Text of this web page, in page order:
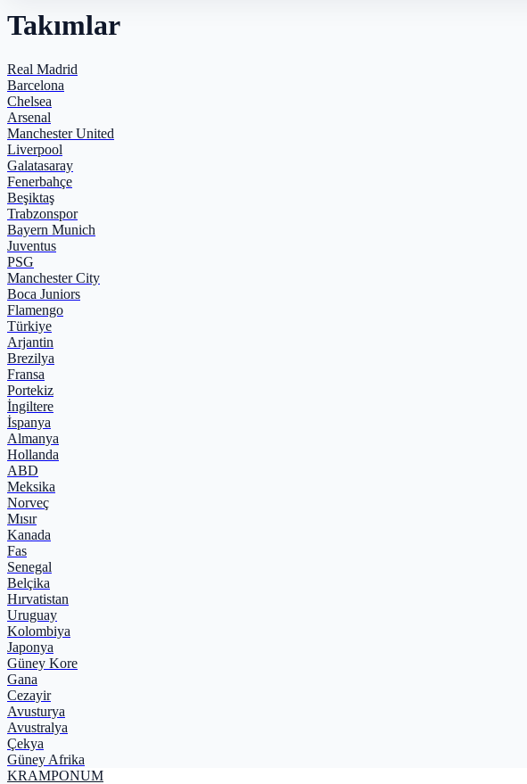
Takımlar
Real Madrid
Barcelona
Chelsea
Arsenal
Manchester United
Liverpool
Galatasaray
Fenerbahçe
Beşiktaş
Trabzonspor
Bayern Munich
Juventus
PSG
Manchester City
Boca Juniors
Flamengo
Türkiye
Arjantin
Brezilya
Fransa
Portekiz
İngiltere
İspanya
Almanya
Hollanda
ABD
Meksika
Norveç
Mısır
Kanada
Fas
Senegal
Belçika
Hırvatistan
Uruguay
Kolombiya
Japonya
Güney Kore
Gana
Cezayir
Avusturya
Avustralya
Çekya
Güney Afrika
KRAMPONUM